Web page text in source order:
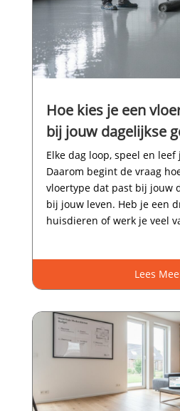
Hoe kies je een
bij jouw dagelijkse
Elke dag loop, speel en leef
Daarom begint de vraag
vloertype dat past bij jouw
bij jouw leven.​ Heb je een
huisdieren of werk je veel
Lees